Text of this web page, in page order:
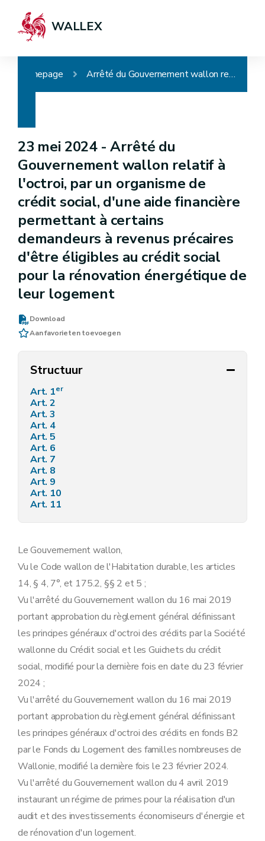
WALLEX
Homepage Arrêté du Gouvernement wallon relatif à l'octroi, par un organisme de crédit social, d'une aide financière permettant à certains demandeurs à revenus précaires d'être éligibles au crédit social pour la rénovation énergétique de leur logement
23 mei 2024 -Arrêté du
Gouvernement wallon relatif à
l'octroi, par un organisme de
crédit social, d'une aide financière
permettant à certains
demandeurs à revenus précaires
d'être éligibles au crédit social
pour la rénovation énergétique de
leur logement
Download
Aan favorieten toevoegen
Structuur
Art. 1er
Art. 2
Art. 3
Art. 4
Art. 5
Art. 6
Art. 7
Art. 8
Art. 9
Art. 10
Art. 11
Le Gouvernement wallon,
Vu le Code wallon de l'Habitation durable, les articles
14, § 4, 7°, et 175.2, §§ 2 et 5 ;
Vu l'arrêté du Gouvernement wallon du 16 mai 2019
portant approbation du règlement général définissant
les principes généraux d'octroi des crédits par la Société
wallonne du Crédit social et les Guichets du crédit
social, modifié pour la dernière fois en date du 23 février
2024 ;
Vu l'arrêté du Gouvernement wallon du 16 mai 2019
portant approbation du règlement général définissant
les principes généraux d'octroi des crédits en fonds B2
par le Fonds du Logement des familles nombreuses de
Wallonie, modifié la dernière fois le 23 février 2024.
Vu l'arrêté du Gouvernement wallon du 4 avril 2019
instaurant un régime de primes pour la réalisation d'un
audit et des investissements économiseurs d'énergie et
de rénovation d'un logement.